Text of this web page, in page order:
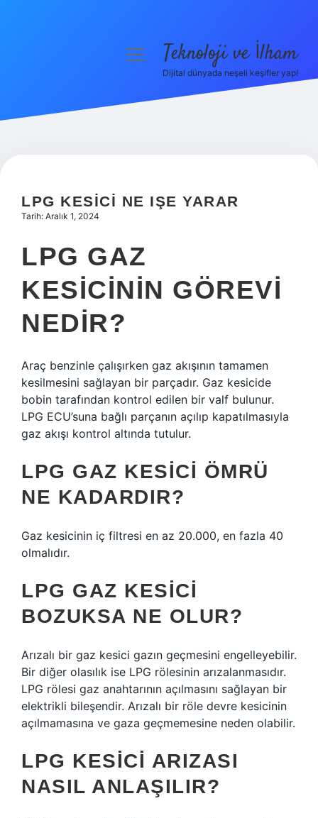
Hakkımızda
menüyüTeknoloji ve İlham
Dijital dünyada neşeli keşifler yap!
LPG KESICI NE IŞE YARAR
Tarih: Aralık 1, 2024
LPG GAZ
KESICININ GÖREVI
NEDIR?
Araç benzinle çalışırken gaz akışının tamamen
kesilmesini sağlayan bir parçadır. Gaz kesicide
bobin tarafından kontrol edilen bir valf bulunur.
LPG ECU’suna bağlı parçanın açılıp kapatılmasıyla
gaz akışı kontrol altında tutulur.
LPG GAZ KESICI ÖMRÜ
NE KADARDIR?
Gaz kesicinin iç filtresi en az 20.000, en fazla 40
olmalıdır.
LPG GAZ KESICI
BOZUKSA NE OLUR?
Arızalı bir gaz kesici gazın geçmesini engelleyebilir.
Bir diğer olasılık ise LPG rölesinin arızalanmasıdır.
LPG rölesi gaz anahtarının açılmasını sağlayan bir
elektrikli bileşendir. Arızalı bir röle devre kesicinin
açılmamasına ve gaza geçmemesine neden olabilir.
LPG KESICI ARIZASI
NASIL ANLAŞILIR?